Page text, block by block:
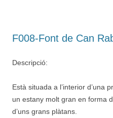
F008-Font de Can
Descripció:
Està situada a l’interior d’una
un estany molt gran en forma
d’uns grans plàtans.